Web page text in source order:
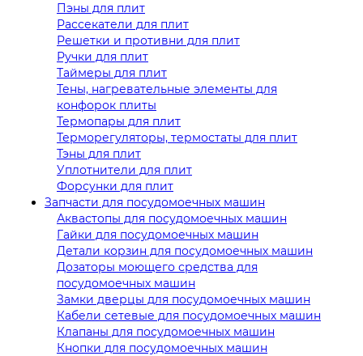
Пэны для плит
Рассекатели для плит
Решетки и противни для плит
Ручки для плит
Таймеры для плит
Тены, нагревательные элементы для
конфорок плиты
Термопары для плит
Терморегуляторы, термостаты для плит
Тэны для плит
Уплотнители для плит
Форсунки для плит
Запчасти для посудомоечных машин
Аквастопы для посудомоечных машин
Гайки для посудомоечных машин
Детали корзин для посудомоечных машин
Дозаторы моющего средства для
посудомоечных машин
Замки дверцы для посудомоечных машин
Кабели сетевые для посудомоечных машин
Клапаны для посудомоечных машин
Кнопки для посудомоечных машин